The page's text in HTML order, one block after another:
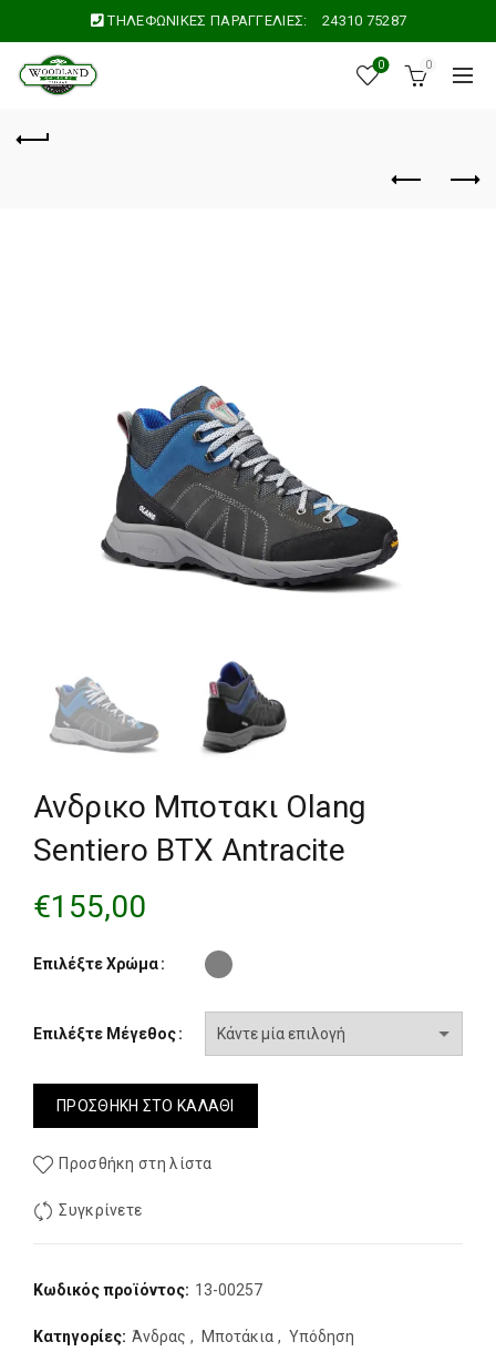
ΤΗΛΕΦΩΝΙΚΕΣ ΠΑΡΑΓΓΕΛΙΕΣ: 24310 75287
0 0
Ανδρικο Μποτακι Οlang
Sentiero BTX Antracite
€155,00
Επιλέξτε Χρώμα
Επιλέξτε Μέγεθος
ΠΡΟΣΘΉΚΗ ΣΤΟ ΚΑΛΆΘΙ
Προσθήκη στη λίστα
Συγκρίνετε
Κωδικός προϊόντος: 13-00257
Κατηγορίες: Άνδρας , Μποτάκια , Υπόδηση